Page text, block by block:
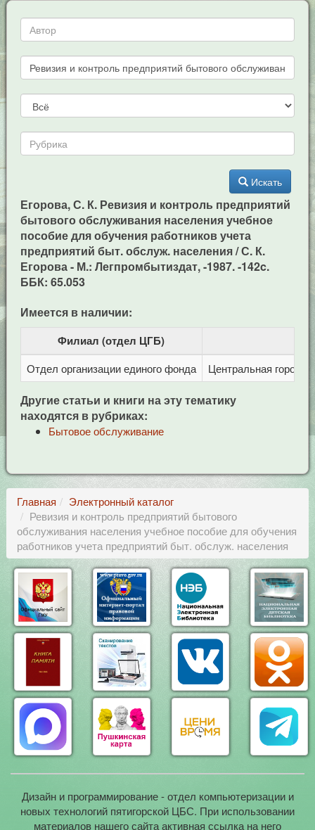
Искать
Егорова, С. К. Ревизия и контроль предприятий
бытового обслуживания населения учебное
пособие для обучения работников учета
предприятий быт. обслуж. населения / С. К.
Егорова - М.: Легпромбытиздат, -1987. -142c.
ББК: 65.053
Имеется в наличии:
Филиал (отдел ЦГБ)
Отдел организации единого фонда Центральная
Другие статьи и книги на эту тематику
находятся в рубриках:
Бытовое обслуживание
Главная
Электронный каталог
Ревизия и контроль предприятий бытового
обслуживания населения учебное пособие для обучения
работников учета предприятий быт. обслуж. населения
Дизайн и программирование - отдел компьютеризации и
новых технологий пятигорской ЦБС. При использовании
материалов нашего сайта активная ссылка на него